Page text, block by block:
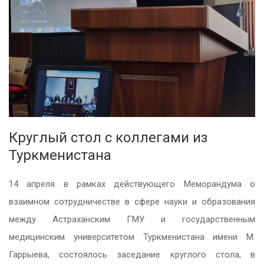
Круглый стол с коллегами из
Туркменистана
14 апреля в рамках действующего Меморандума о
взаимном сотрудничестве в сфере науки и образования
между Астраханским ГМУ и государственным
медицинским университетом Туркменистана имени М.
Гаррыева, состоялось заседание круглого стола, в